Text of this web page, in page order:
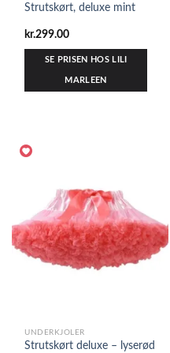
Strutskørt, deluxe mint
kr.299.00
SE PRISEN HOS LILI
MARLEEN
UNDERKJOLER
Strutskørt deluxe – lyserød